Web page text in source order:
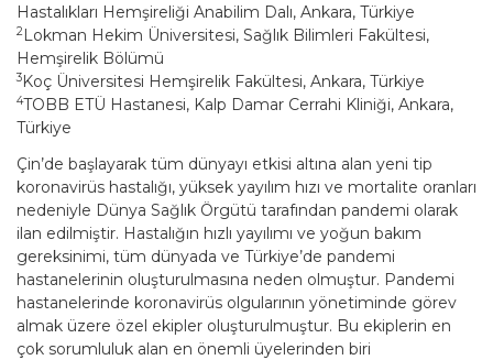
Hastalıkları Hemşireliği Anabilim Dalı, Ankara, Türkiye
2Lokman Hekim Üniversitesi, Sağlık Bilimleri Fakültesi,
Hemşirelik Bölümü
3Koç Üniversitesi Hemşirelik Fakültesi, Ankara, Türkiye
4TOBB ETÜ Hastanesi, Kalp Damar Cerrahi Kliniği, Ankara,
Türkiye
Çin’de başlayarak tüm dünyayı etkisi altına alan yeni tip
koronavirüs hastalığı, yüksek yayılım hızı ve mortalite oranları
nedeniyle Dünya Sağlık Örgütü tarafından pandemi olarak
ilan edilmiştir. Hastalığın hızlı yayılımı ve yoğun bakım
gereksinimi, tüm dünyada ve Türkiye’de pandemi
hastanelerinin oluşturulmasına neden olmuştur. Pandemi
hastanelerinde koronavirüs olgularının yönetiminde görev
almak üzere özel ekipler oluşturulmuştur. Bu ekiplerin en
çok sorumluluk alan en önemli üyelerinden biri